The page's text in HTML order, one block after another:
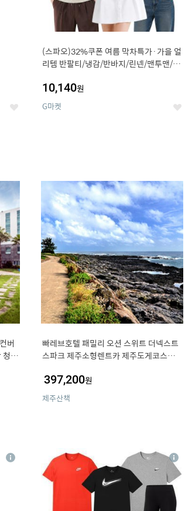
좋
(스파오)32%쿠폰 여름 막차특가·가을 얼
리템 반팔티/냉감/반바지/린넨/맨투맨/슬
10,140원
G마켓 좋
버
청주
빠레브호텔 패밀리 오션 스위트 더넥스트
스파크 제주소형렌트카 제주도게코스펜
397,200원
제주산책
상
11
상
세